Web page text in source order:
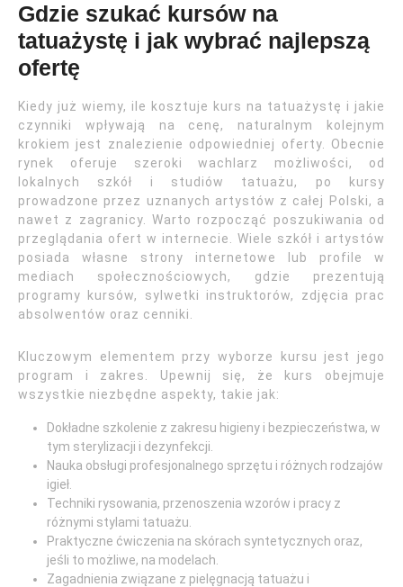
Gdzie szukać kursów na
tatuażystę i jak wybrać najlepszą
ofertę
Kiedy już wiemy, ile kosztuje kurs na tatuażystę i jakie
czynniki wpływają na cenę, naturalnym kolejnym
krokiem jest znalezienie odpowiedniej oferty. Obecnie
rynek oferuje szeroki wachlarz możliwości, od
lokalnych szkół i studiów tatuażu, po kursy
prowadzone przez uznanych artystów z całej Polski, a
nawet z zagranicy. Warto rozpocząć poszukiwania od
przeglądania ofert w internecie. Wiele szkół i artystów
posiada własne strony internetowe lub profile w
mediach społecznościowych, gdzie prezentują
programy kursów, sylwetki instruktorów, zdjęcia prac
absolwentów oraz cenniki.
Kluczowym elementem przy wyborze kursu jest jego
program i zakres. Upewnij się, że kurs obejmuje
wszystkie niezbędne aspekty, takie jak:
Dokładne szkolenie z zakresu higieny i bezpieczeństwa, w
tym sterylizacji i dezynfekcji.
Nauka obsługi profesjonalnego sprzętu i różnych rodzajów
igieł.
Techniki rysowania, przenoszenia wzorów i pracy z
różnymi stylami tatuażu.
Praktyczne ćwiczenia na skórach syntetycznych oraz,
jeśli to możliwe, na modelach.
Zagadnienia związane z pielęgnacją tatuażu i